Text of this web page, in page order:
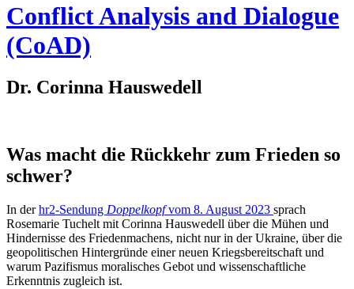
Conflict Analysis and Dialogue
(CoAD)
Dr. Corinna Hauswedell
Was macht die Rückkehr zum Frieden so
schwer?
In derhr2-Sendung Doppelkopfvom 8. August 2023 sprach
Rosemarie Tuchelt mit Corinna Hauswedell über die Mühen und
Hindernisse des Friedenmachens, nicht nur in der Ukraine, über die
geopolitischen Hintergründe einer neuen Kriegsbereitschaft und
warum Pazifismus moralisches Gebot und wissenschaftliche
Erkenntnis zugleich ist.